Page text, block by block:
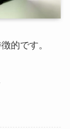
的です。